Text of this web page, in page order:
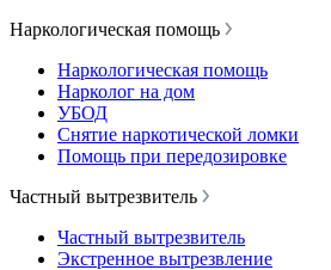
Наркологическая помощь
Наркологическая помощь
Нарколог на дом
УБОД
Снятие наркотической ломки
Помощь при передозировке
Частный вытрезвитель
Частный вытрезвитель
Экстренное вытрезвление